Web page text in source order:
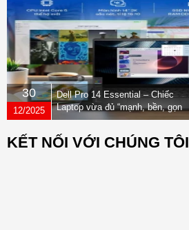
30
12/2025
Dell Pro 14 Essential – Chiếc
Laptop vừa đủ “mạnh, bền, gọn
nhẹ” dành cho dân văn phòng
KẾT NỐI VỚI CHÚNG TÔI